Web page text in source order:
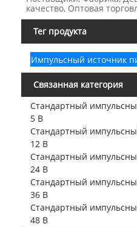
качество, Оптовая
Тег продукта
Импульсный источник
Связанная категория
Стандартный
5 В
Стандартный
12 В
Стандартный
24 В
Стандартный
36 В
Стандартный
48 В